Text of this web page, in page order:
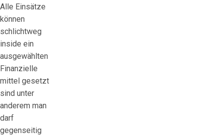
Alle Einsätze
können
schlichtweg
inside ein
ausgewählten
Finanzielle
mittel gesetzt
sind unter
anderem man
darf
gegenseitig